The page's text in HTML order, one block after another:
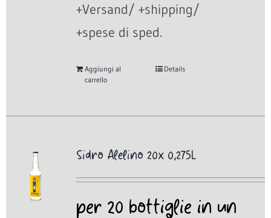
+Versand/ +shipping/
+spese di sped.
Aggiungi al
carrello
Details
Sidro Alelino 20x 0,275L
per 20 bottiglie in un